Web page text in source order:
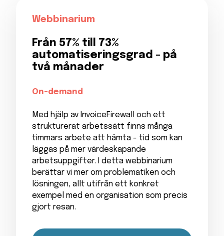
Webbinarium
Från 57% till 73%
automatiserings­grad - på
två månader
On-demand
Med hjälp av InvoiceFirewall och ett
strukturerat arbetssätt finns många
timmars arbete att hämta - tid som kan
läggas på mer värdeskapande
arbetsuppgifter. I detta webbinarium
berättar vi mer om problematiken och
lösningen, allt utifrån ett konkret
exempel med en organisation som precis
gjort resan.